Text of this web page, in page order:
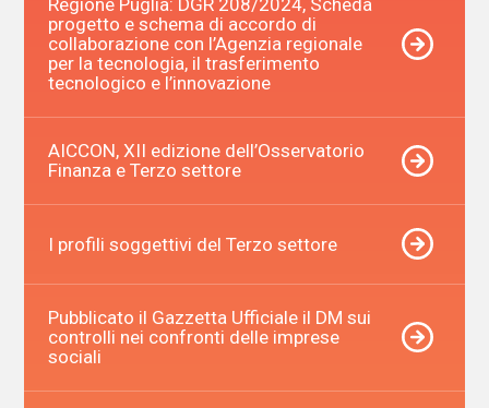
Regione Puglia: DGR 208/2024, Scheda
progetto e schema di accordo di
collaborazione con l’Agenzia regionale
per la tecnologia, il trasferimento
tecnologico e l’innovazione
AICCON, XII edizione dell’Osservatorio
Finanza e Terzo settore
I profili soggettivi del Terzo settore
Pubblicato il Gazzetta Ufficiale il DM sui
controlli nei confronti delle imprese
sociali